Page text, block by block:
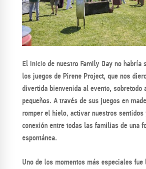
El inicio de nuestro Family Day no habría
los juegos de Pirene Project, que nos
divertida bienvenida al evento, sobretodo
pequeños. A través de sus juegos en
romper el hielo, activar nuestros
conexión entre todas las familias de una
espontánea.
Uno de los momentos más especiales